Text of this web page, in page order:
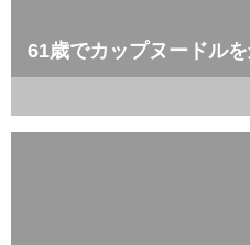
61歳でカップヌードルを